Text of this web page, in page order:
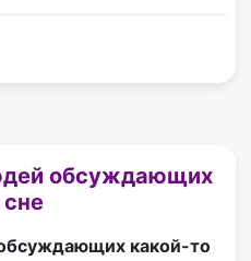
обсуждающих
какой-то